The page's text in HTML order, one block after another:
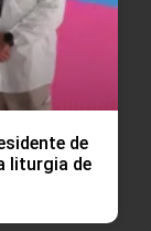
de
liturgia de